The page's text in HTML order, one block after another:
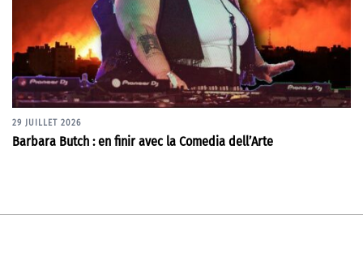
29 JUILLET 2026
Barbara Butch : en finir avec la Comedia dell’Arte